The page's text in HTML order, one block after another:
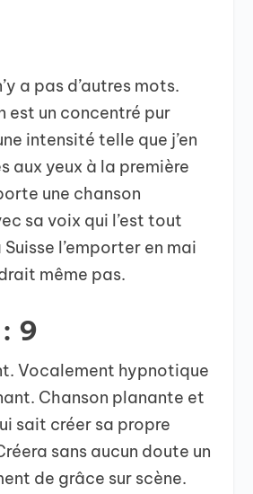
a pas d’autres mots.
est un concentré pur
intensité telle que j’en
aux yeux à la première
une chanson
sa voix qui l’est tout
l’emporter en mai
même pas.
9
Vocalement hypnotique
Chanson planante et
sait créer sa propre
sans aucun doute un
de grâce sur scène.